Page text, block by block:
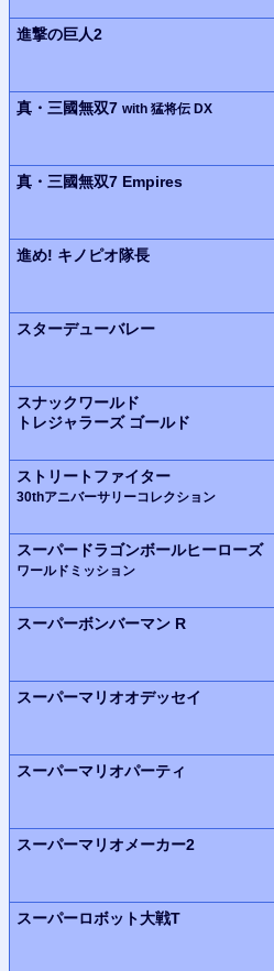
進撃の巨人2
真・三國無双7 with 猛将伝 DX
真・三國無双7 Empires
進め! キノピオ隊長
スターデューバレー
スナックワールド
トレジャラーズ ゴールド
ストリートファイター
30thアニバーサリーコレクション
スーパードラゴンボールヒーローズ
ワールドミッション
スーパーボンバーマン R
スーパーマリオオデッセイ
スーパーマリオパーティ
スーパーマリオメーカー2
スーパーロボット大戦T